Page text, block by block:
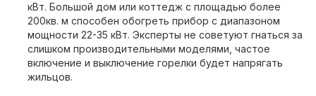
кВт. Большой дом или коттедж с площадью более
200кв. м способен обогреть прибор с диапазоном
мощности 22-35 кВт. Эксперты не советуют гнаться за
слишком производительными моделями, частое
включение и выключение горелки будет напрягать
жильцов.